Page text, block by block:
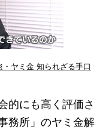
・ヤミ金 知られざる手口
的にも高く評価さ
務所」のヤミ金解